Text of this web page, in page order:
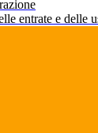
entrate e delle